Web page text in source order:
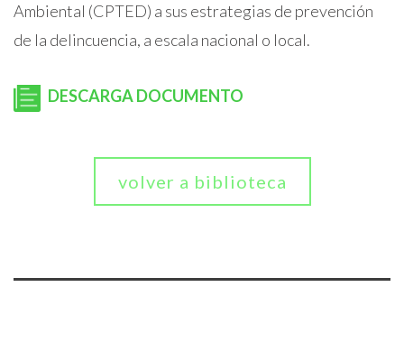
Ambiental (CPTED) a sus estrategias de prevención
de la delincuencia, a escala nacional o local.
DESCARGA DOCUMENTO
volver a biblioteca